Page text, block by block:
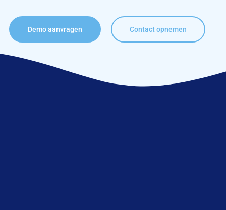
Demo aanvragen Contact opnemen